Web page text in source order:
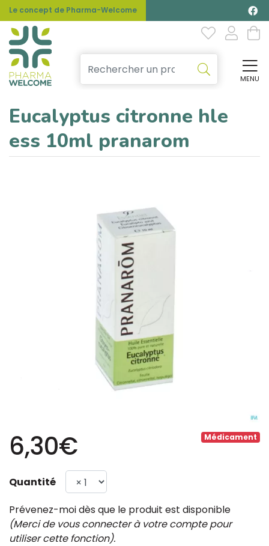
Le concept de Pharma-Welcome
MENU
Eucalyptus citronne hle
ess 10ml pranarom
Médicament
6,30€
Quantité
Prévenez-moi dès que le produit est disponible
(Merci de vous connecter à votre compte pour
utiliser cette fonction).